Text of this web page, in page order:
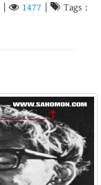
1477 Tags :